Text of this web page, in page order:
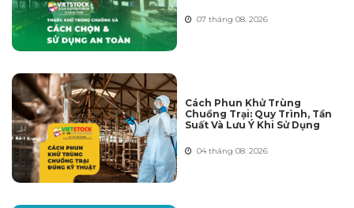
07 tháng 08. 2026
Cách Phun Khử Trùng
Chuồng Trại: Quy Trình, Tần
Suất Và Lưu Ý Khi Sử Dụng
04 tháng 08. 2026